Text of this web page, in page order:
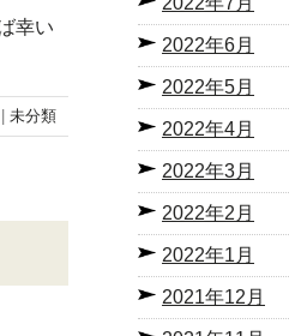
幸い
未分類
2022年6月
2022年5月
2022年4月
2022年3月
2022年2月
2022年1月
2021年12月